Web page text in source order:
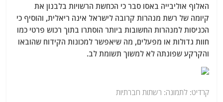
האלוף אוליבייה באסו סבר כי הכחשת הרשויות בלבנון את
קיומה של רשת מנהרות קרובה לישראל אינה ריאלית, והוסיף כי
הכניסות למנהרות החשובות ביותר הוסתרו בתוך רכוש פרטי כמו
חוות גדולות או מפעלים, מה שיאפשר למכונות הקידוח שהובאו
והקרקע שפונתה לא למשוך תשומת לב.
קרדיט: לתמונה: רשתות חברתיות